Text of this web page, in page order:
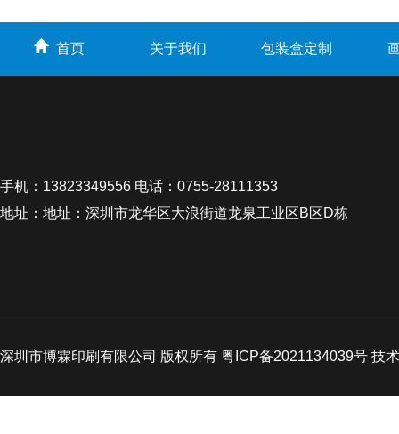
首页 关于我们 包装盒定制
手机：13823349556 电话：0755-28111353
地址：地址：深圳市龙华区大浪街道龙泉工业区B区D栋
深圳市博霖印刷有限公司 版权所有 粤ICP备2021134039号 技